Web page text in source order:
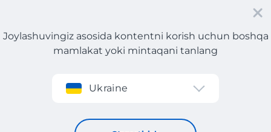
Roʻyxatdan oʻtish
Joylashuvingiz asosida kontentni korish uchun boshqa
mamlakat yoki mintaqani tanlang
Ukraine
Anastasia Beverly Hills